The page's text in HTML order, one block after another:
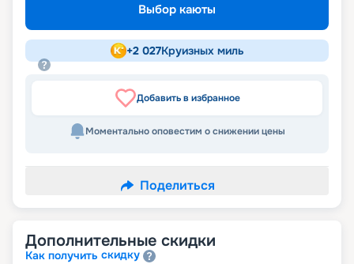
Выбор каюты
+2 027Круизных миль
Добавить в избранное
Моментально оповестим о снижении цены
Поделиться
Дополнительные скидки
Как получить скидку